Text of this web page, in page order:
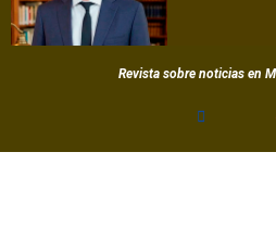
Revista sobre noticias en